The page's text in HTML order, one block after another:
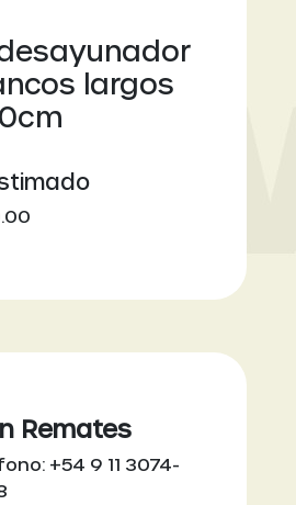
largos
Remates
+54 9 11 3074-